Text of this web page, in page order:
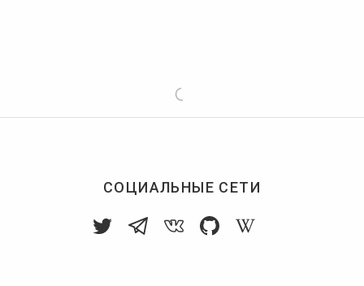
СОЦИАЛЬНЫЕ СЕТИ